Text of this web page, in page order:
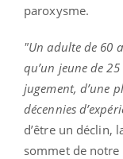
paroxysme.
"Un adulte de 60
qu’un jeune de
jugement, d’une
décennies
d’être un déclin,
sommet de